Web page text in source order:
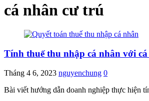
cá nhân cư trú
Tính thuế thu nhập cá nhân với
Tháng 4 6, 2023 nguyenchung 0
Bài viết hướng dẫn doanh nghiệp thực hiện